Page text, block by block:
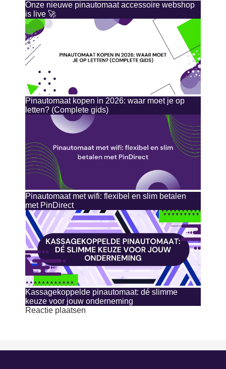
Onze nieuwe pinautomaat accessoire webshop
is live 🚀
Pinautomaat kopen in 2026: waar moet je op
letten? (Complete gids)
Pinautomaat met wifi: flexibel en slim betalen
met PinDirect
Kassagekoppelde pinautomaat: dé slimme
keuze voor jouw onderneming
Reactie plaatsen